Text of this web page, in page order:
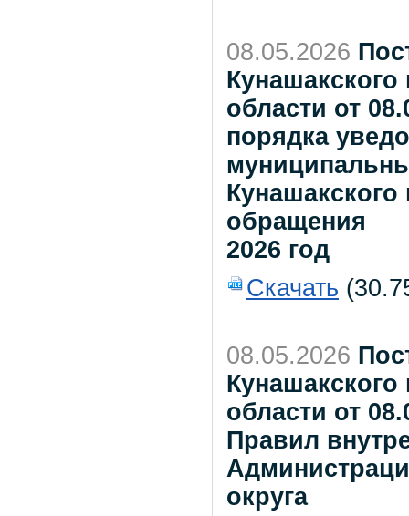
08.05.2026
области от
порядка
обращения
2026 год
Скачать
08.05.2026
области от
Правил
округа